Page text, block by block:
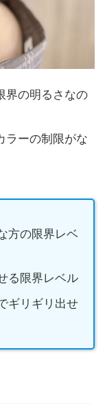
界の明るさなの
ラーの制限がな
方の限界レベ
る限界レベル
ギリギリ出せ